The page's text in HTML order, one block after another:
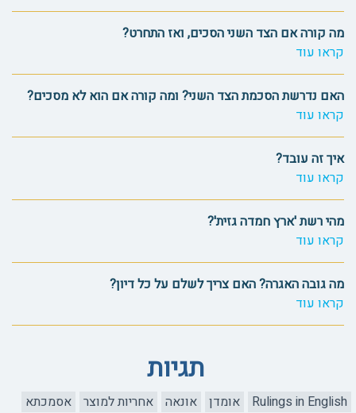
מה קורה אם הצד השני הסכים, ואז התחרט?
קראו עוד
האם נדרשת הסכמת הצד השני? ומה קורה אם הוא לא מסכים?
קראו עוד
איך זה עובד?
קראו עוד
מהי רשת 'ארץ חמדה גזית'?
קראו עוד
מה גובה האגרה? האם צריך לשלם על כל דיון?
קראו עוד
תגיות
Rulings in English אומדן אונאה אחריות למוצר
אסמכתא